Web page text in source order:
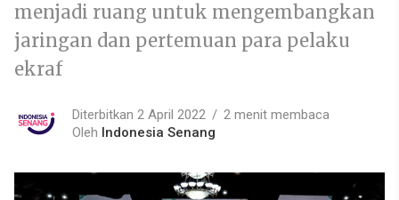
menjadi ruang untuk mengembangkan
jaringan dan pertemuan para pelaku
ekraf
Diterbitkan 2 April 2022
2 menit membaca
Oleh Indonesia Senang